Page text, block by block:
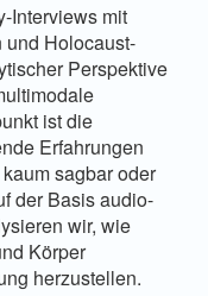
Interviews mit
Holocaust-
Perspektive
ist die
Erfahrungen
sagbar oder
der Basis audio-
wir, wie
Körper
herzustellen.